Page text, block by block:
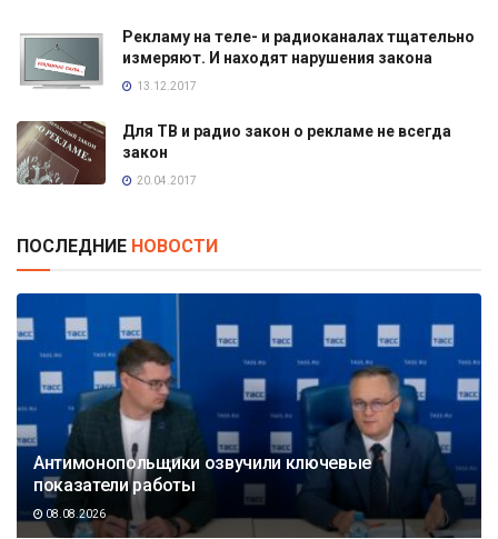
Рекламу на теле- и радиоканалах тщательно
измеряют. И находят нарушения закона
13.12.2017
Для ТВ и радио закон о рекламе не всегда
закон
20.04.2017
ПОСЛЕДНИЕ НОВОСТИ
Антимонопольщики озвучили ключевые
показатели работы
08.08.2026